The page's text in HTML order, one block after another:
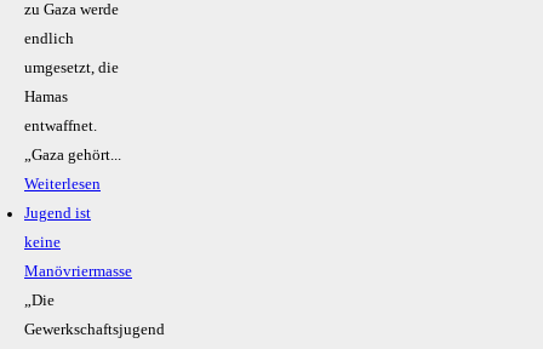
zu Gaza werde
endlich
umgesetzt, die
Hamas
entwaffnet.
„Gaza gehört...
Weiterlesen
Jugend ist
keine
Manövriermasse
„Die
Gewerkschaftsjugend